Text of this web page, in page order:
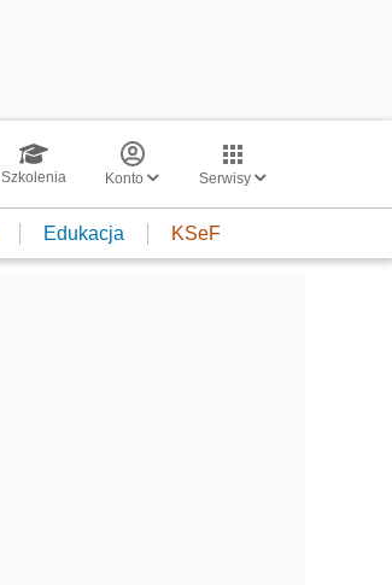
Szkolenia Konto Serwisy
Edukacja KSeF